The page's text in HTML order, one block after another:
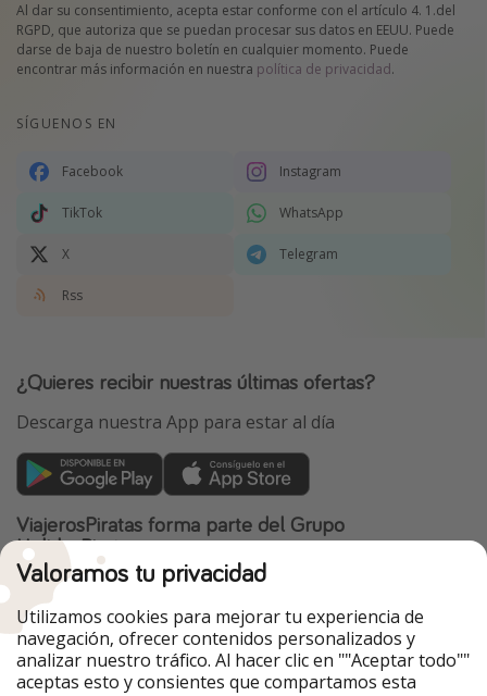
Al dar su consentimiento, acepta estar conforme con el artículo 4. 1.del
RGPD, que autoriza que se puedan procesar sus datos en EEUU. Puede
darse de baja de nuestro boletín en cualquier momento. Puede
encontrar más información en nuestra política de privacidad.
SÍGUENOS EN
Facebook Instagram
TikTok WhatsApp
X Telegram
Rss
¿Quieres recibir nuestras últimas ofertas?
Descarga nuestra App para estar al día
ViajerosPiratas forma parte del Grupo
HolidayPirates
Nuestros mercados
PiratinViaggio
HolidayPirates
VakantiePiraten
WakacyjniPiraci
VoyagesPirates
Ferienpiraten
Urlaubspiraten
Urlaubspiraten
Valoramos tu privacidad
Utilizamos cookies para mejorar tu experiencia de
navegación, ofrecer contenidos personalizados y
analizar nuestro tráfico. Al hacer clic en ""Aceptar todo""
aceptas esto y consientes que compartamos esta